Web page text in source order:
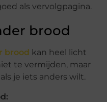
als vervolgpagina.
brood
brood kan heel licht
te vermijden, maar
je iets anders wilt.